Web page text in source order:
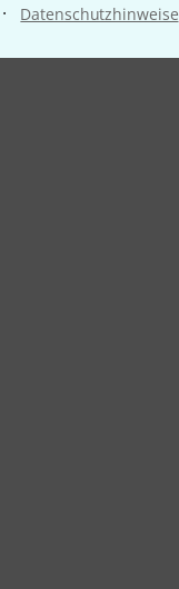
· Datenschutzhinweise